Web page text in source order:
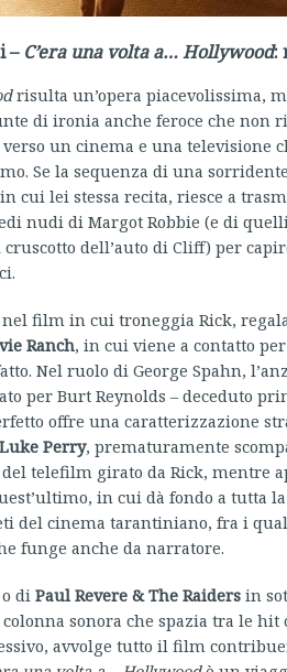
– C’era una volta a… Hollywood:
risulta un’opera piacevolissima,
di ironia anche feroce che non
un cinema e una televisione
Se la sequenza di una
cui lei stessa recita, riesce a
nudi di Margot Robbie (e di
dell’auto di Cliff) per
film in cui troneggia Rick,
Ranch, in cui viene a contatto
Nel ruolo di George Spahn,
per Burt Reynolds – deceduto
offre una caratterizzazione
Luke Perry, prematuramente
telefilm girato da Rick, mentre
in cui dà fondo a tutta
del cinema tarantiniano, fra i
funge anche da narratore.
di Paul Revere & The Raidersin
sonora che spazia tra le hit
avvolge tutto il film